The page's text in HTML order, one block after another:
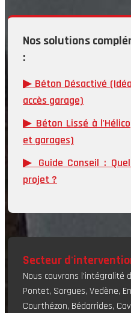
Nos solutions
:
▶︎ Béton Désactivé
accès garage)
▶︎ Béton Lissé à
et garages)
▶︎ Guide Conseil :
projet ?
Secteur
Nous couvrons l'intégralité
Pontet, Sorgues, Vedène,
Courthézon, Bédarrides,